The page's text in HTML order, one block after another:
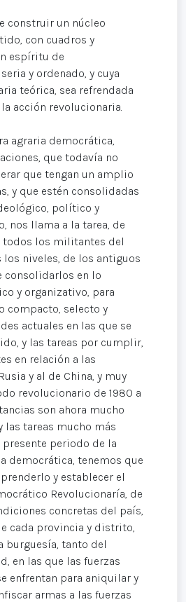
construir un núcleo
con cuadros y
espíritu de
y ordenado, y cuya
teórica, sea refrendada
acción revolucionaria.
agraria democrática,
que todavía no
que tengan un amplio
y que estén consolidadas
político y
nos llama a la tarea, de
todos los militantes del
los niveles, de los antiguos
consolidarlos en lo
y organizativo, para
compacto, selecto y
actuales en las que se
y las tareas por cumplir,
en relación a las
y al de China, y muy
revolucionario de 1980 a
son ahora mucho
las tareas mucho más
presente periodo de la
democrática, tenemos que
y establecer el
Revolucionaría, de
concretas del país,
cada provincia y distrito,
burguesía, tanto del
en las que las fuerzas
enfrentan para aniquilar y
armas a las fuerzas